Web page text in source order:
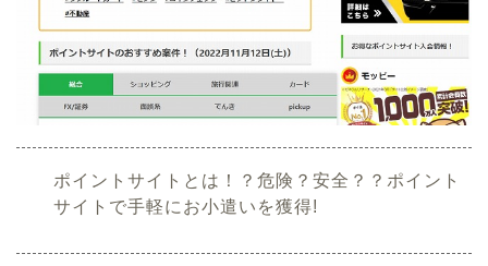
ポイントサイトとは！？危険？安全？？ポイント
サイトで手軽にお小遣いを獲得!